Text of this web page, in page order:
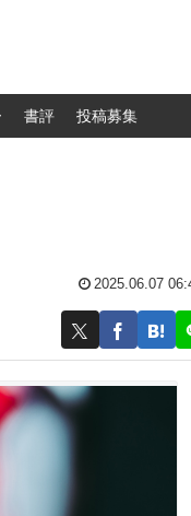
書評 投稿募集
2025.06.07